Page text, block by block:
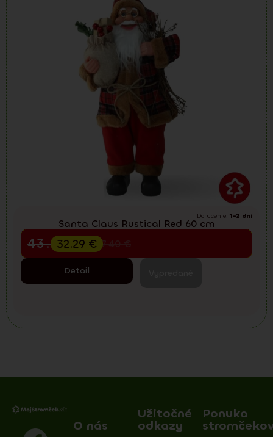
Doručenie: 1-2 dni
Santa Claus Rustical Red 60 cm
Predvianočný výpredaj
57.40
43.05€
32.29 €
Detail
O nás
Užitočné
odkazy
Ponuka